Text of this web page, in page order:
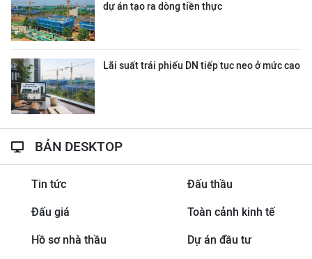
dự án tạo ra dòng tiền thực
Lãi suất trái phiếu DN tiếp tục neo ở mức cao
BẢN DESKTOP
Tin tức Đấu thầu
Đấu giá Toàn cảnh kinh tế
Hồ sơ nhà thầu Dự án đầu tư